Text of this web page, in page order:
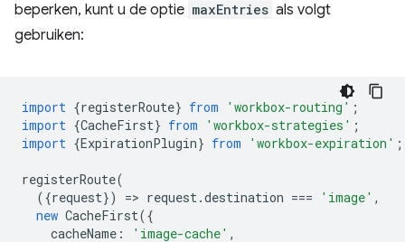
beperken, kunt u de optie maxEntries als volgt
gebruiken:
import {registerRoute} from 'workbox-routing' ;
import {CacheFirst} from 'workbox-strategies' ;
import {ExpirationPlugin} from 'workbox-expiration' ;
registerRoute(
({request}) => request.destination === 'image' ,
new CacheFirst({
cacheName : 'image-cache' ,